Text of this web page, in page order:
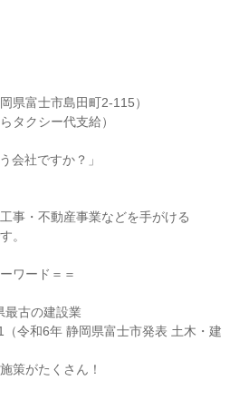
県富士市島田町2-115）
タクシー代支給）
会社ですか？」
事・不動産事業などを手がける
。
ワード＝＝
最古の建設業
（令和6年 静岡県富士市発表 土木・建
策がたくさん！